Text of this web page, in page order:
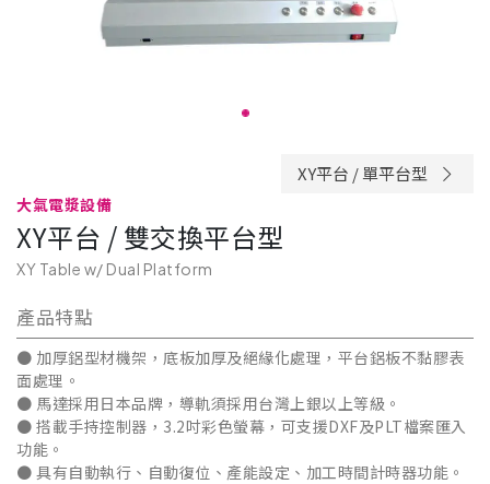
XY平台 / 單平台型
大氣電漿設備
XY平台 / 雙交換平台型
XY Table w/ Dual Platform
產品特點
● 加厚鋁型材機架，底板加厚及絕緣化處理，平台鋁板不黏膠表
面處理。
● 馬達採用日本品牌，導軌須採用台灣上銀以上等級。
● 搭載手持控制器，3.2吋彩色螢幕，可支援DXF及PLT檔案匯入
功能。
● 具有自動執行、自動復位、產能設定、加工時間計時器功能。